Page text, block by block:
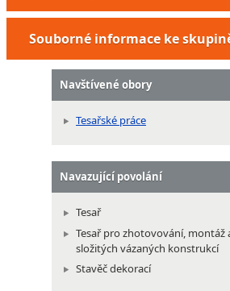
Souborné informace ke
Navštívené obory
Tesařské práce
Navazující povolání
Tesař
Tesař pro zhotovování, montáž
složitých vázaných konstrukcí
Stavěč dekorací